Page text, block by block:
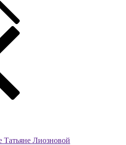
Татьяне Лиозновой